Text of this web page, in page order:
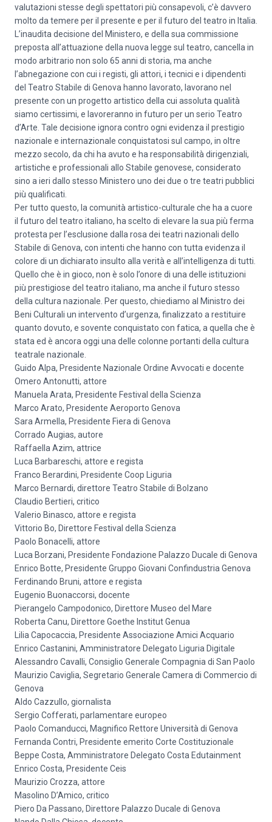
valutazioni stesse degli spettatori più consapevoli, c’è davvero
molto da temere per il presente e per il futuro del teatro in Italia.
L’inaudita decisione del Ministero, e della sua commissione
preposta all’attuazione della nuova legge sul teatro, cancella in
modo arbitrario non solo 65 anni di storia, ma anche
l’abnegazione con cui i registi, gli attori, i tecnici e i dipendenti
del Teatro Stabile di Genova hanno lavorato, lavorano nel
presente con un progetto artistico della cui assoluta qualità
siamo certissimi, e lavoreranno in futuro per un serio Teatro
d’Arte. Tale decisione ignora contro ogni evidenza il prestigio
nazionale e internazionale conquistatosi sul campo, in oltre
mezzo secolo, da chi ha avuto e ha responsabilità dirigenziali,
artistiche e professionali allo Stabile genovese, considerato
sino a ieri dallo stesso Ministero uno dei due o tre teatri pubblici
più qualificati.
Per tutto questo, la comunità artistico-culturale che ha a cuore
il futuro del teatro italiano, ha scelto di elevare la sua più ferma
protesta per l’esclusione dalla rosa dei teatri nazionali dello
Stabile di Genova, con intenti che hanno con tutta evidenza il
colore di un dichiarato insulto alla verità e all’intelligenza di tutti.
Quello che è in gioco, non è solo l’onore di una delle istituzioni
più prestigiose del teatro italiano, ma anche il futuro stesso
della cultura nazionale. Per questo, chiediamo al Ministro dei
Beni Culturali un intervento d’urgenza, finalizzato a restituire
quanto dovuto, e sovente conquistato con fatica, a quella che è
stata ed è ancora oggi una delle colonne portanti della cultura
teatrale nazionale.
Guido Alpa, Presidente Nazionale Ordine Avvocati e docente
Omero Antonutti, attore
Manuela Arata, Presidente Festival della Scienza
Marco Arato, Presidente Aeroporto Genova
Sara Armella, Presidente Fiera di Genova
Corrado Augias, autore
Raffaella Azim, attrice
Luca Barbareschi, attore e regista
Franco Berardini, Presidente Coop Liguria
Marco Bernardi, direttore Teatro Stabile di Bolzano
Claudio Bertieri, critico
Valerio Binasco, attore e regista
Vittorio Bo, Direttore Festival della Scienza
Paolo Bonacelli, attore
Luca Borzani, Presidente Fondazione Palazzo Ducale di Genova
Enrico Botte, Presidente Gruppo Giovani Confindustria Genova
Ferdinando Bruni, attore e regista
Eugenio Buonaccorsi, docente
Pierangelo Campodonico, Direttore Museo del Mare
Roberta Canu, Direttore Goethe Institut Genua
Lilia Capocaccia, Presidente Associazione Amici Acquario
Enrico Castanini, Amministratore Delegato Liguria Digitale
Alessandro Cavalli, Consiglio Generale Compagnia di San Paolo
Maurizio Caviglia, Segretario Generale Camera di Commercio di
Genova
Aldo Cazzullo, giornalista
Sergio Cofferati, parlamentare europeo
Paolo Comanducci, Magnifico Rettore Università di Genova
Fernanda Contri, Presidente emerito Corte Costituzionale
Beppe Costa, Amministratore Delegato Costa Edutainment
Enrico Costa, Presidente Ceis
Maurizio Crozza, attore
Masolino D’Amico, critico
Piero Da Passano, Direttore Palazzo Ducale di Genova